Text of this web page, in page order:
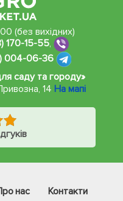
(без вихідних)
170-15-55,
004-06-36
саду та городу»
14 На мапі
нас
Контакти